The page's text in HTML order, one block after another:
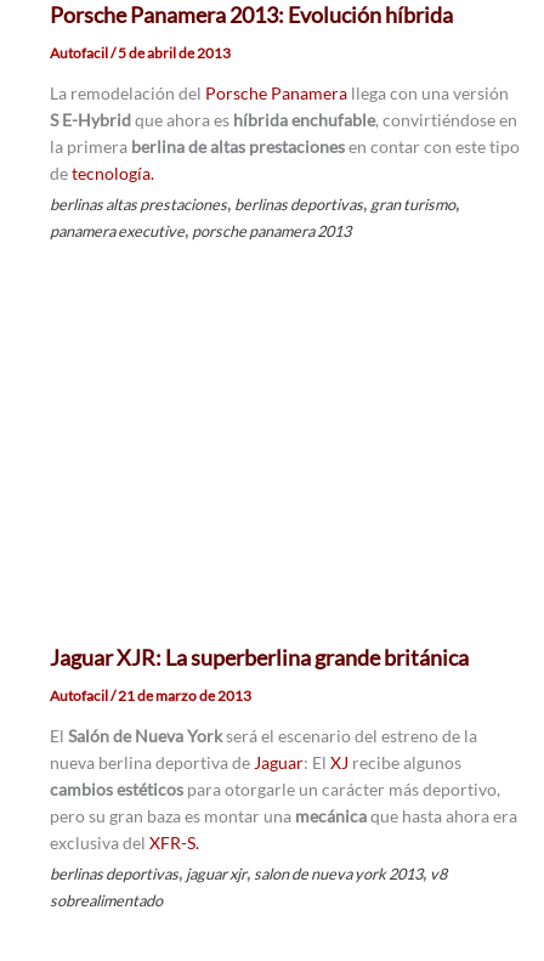
Porsche Panamera 2013: Evolución híbrida
Autofacil/5 de abril de 2013
La remodelación del Porsche Panamerallega con una versión
S E-Hybridque ahora es híbrida enchufable, convirtiéndose en
la primeraberlina de altas prestacionesen contar con este tipo
detecnología.
berlinas altas prestaciones, berlinas deportivas, gran turismo,
panamera executive, porsche panamera 2013
Jaguar XJR: La superberlina grande británica
Autofacil/21 de marzo de 2013
El Salón de Nueva Yorkserá el escenario del estreno de la
nueva berlina deportiva deJaguar: El XJ recibe algunos
cambios estéticospara otorgarle un carácter más deportivo,
pero su gran baza es montar una mecánicaque hasta ahora era
exclusiva del XFR-S.
berlinas deportivas, jaguar xjr,salon de nueva york 2013, v8
sobrealimentado